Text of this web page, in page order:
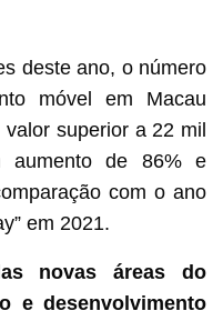
deste ano, o número
móvel em Macau
superior a 22 mil
aumento de 86% e
com o ano
em 2021.
novas áreas do
e desenvolvimento